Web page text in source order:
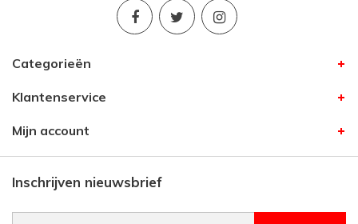
Categorieën
Klantenservice
Mijn account
Inschrijven nieuwsbrief